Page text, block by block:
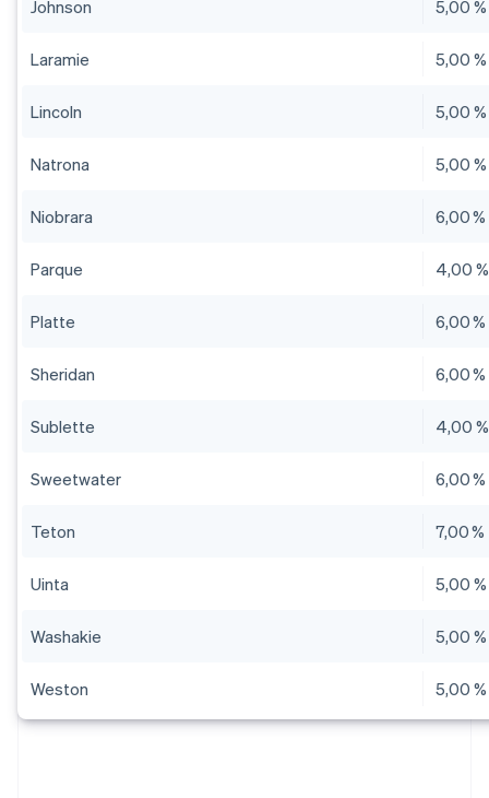
Johnson 5,00 %
Laramie 5,00 %
Lincoln 5,00 %
Natrona 5,00 %
Niobrara 6,00 %
Parque 4,00 %
Platte 6,00 %
Sheridan 6,00 %
Sublette 4,00 %
Sweetwater 6,00 %
Teton 7,00 %
Uinta 5,00 %
Washakie 5,00 %
Weston 5,00 %